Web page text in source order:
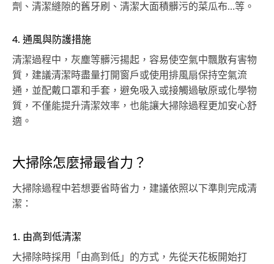
劑、清潔縫隙的舊牙刷、清潔大面積髒污的菜瓜布…等。
4. 通風與防護措施
清潔過程中，灰塵等髒污揚起，容易使空氣中飄散有害物
質，建議清潔時盡量打開窗戶或使用排風扇保持空氣流
通，並配戴口罩和手套，避免吸入或接觸過敏原或化學物
質，不僅能提升清潔效率，也能讓大掃除過程更加安心舒
適。
大掃除怎麼掃最省力？
大掃除過程中若想要省時省力，建議依照以下準則完成清
潔：
1. 由高到低清潔
大掃除時採用「由高到低」的方式，先從天花板開始打